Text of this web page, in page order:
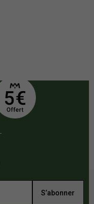
S’abonner